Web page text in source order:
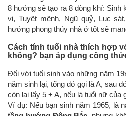
8 hướng sẽ tạo ra 8 dòng khí: Sinh
vị, Tuyệt mệnh, Ngũ quỷ, Lục
hướng phong thủy nhà ở tốt sẽ
Cách tính tuổi nhà thích hợp
không? bạn áp dụng công
Đối với tuổi sinh vào những năm
năm sinh lại, tổng đó gọi là A, sau
còn lại lấy 5 + A, nếu là tuổi nữ của
Ví dụ: Nếu bạn sinh năm 1965, là